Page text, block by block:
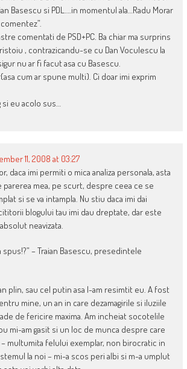
Basescu si PDL….in momentul ala…Radu Morar
comentati de PSD+PC. Ba chiar ma surprins
, contrazicandu-se cu Dan Voculescu la
nu ar fi facut asa cu Basescu.
cum ar spune multi). Ci doar imi exprim
si eu acolo sus…
11, 2008 at 03:27
daca imi permiti o mica analiza personala, asta
parerea mea, pe scurt, despre ceea ce se
si se va intampla. Nu stiu daca imi dai
blogului tau imi dau dreptate, dar este
absolut neavizata.
spus!?” – Traian Basescu, presedintele
plin, sau cel putin asa l-am resimtit eu. A fost
mine, un an in care dezamagirile si iluziile
de fericire maxima. Am incheiat socotelile
mi-am gasit si un loc de munca despre care
multumita felului exemplar, non birocratic in
la noi – mi-a scos peri albi si m-a umplut